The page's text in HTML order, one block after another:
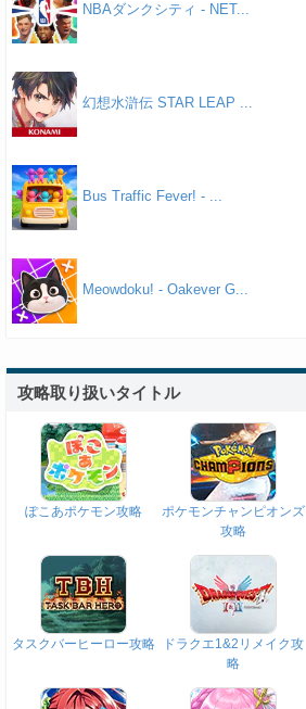
NBAダンクシティ - NET...
幻想水滸伝 STAR LEAP ...
Bus Traffic Fever! - ...
Meowdoku! - Oakever G...
攻略取り扱いタイトル
ぽこあポケモン攻略
ポケモンチャンピオンズ
攻略
タスクバーヒーロー攻略
ドラクエ1&2リメイク攻
略